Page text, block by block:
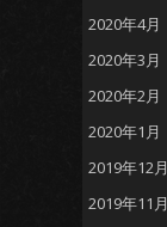
2020年4月
2020年3月
2020年2月
2020年1月
2019年12月
2019年11月